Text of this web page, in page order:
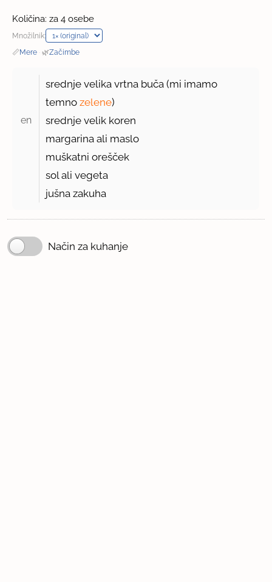
Količina: za 4 osebe
Množilnik:
📏Mere · 🌿Začimbe
srednje velika vrtna buča (mi imamo
temnozelene)
en
srednje velik koren
margarina ali maslo
muškatni orešček
sol ali vegeta
jušna zakuha
Način za kuhanje